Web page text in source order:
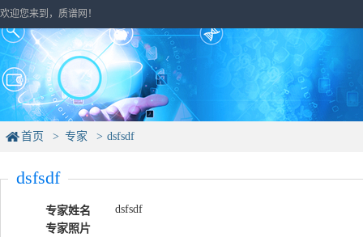
欢迎您来到，质谱网！
首页 专家 dsfsdf
dsfsdf
专家姓名
dsfsdf
专家照片